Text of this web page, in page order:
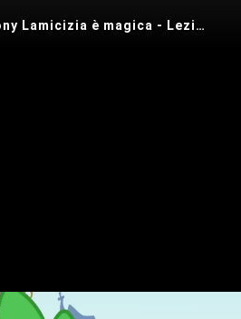
[S02.E03] My Little Pony Lamicizia è magica - Lezione numero zero